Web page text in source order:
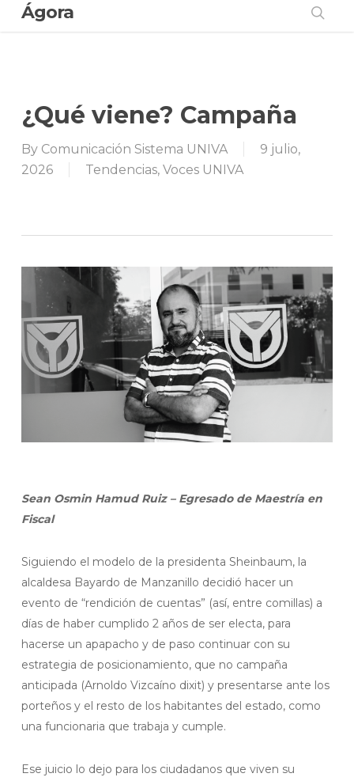
Ágora
¿Qué viene? Campaña
By Comunicación Sistema UNIVA
9 julio,
2026
Tendencias, Voces UNIVA
Sean Osmin Hamud Ruiz – Egresado de Maestría en
Fiscal
Siguiendo el modelo de la presidenta Sheinbaum, la
alcaldesa Bayardo de Manzanillo decidió hacer un
evento de “rendición de cuentas” (así, entre comillas) a
días de haber cumplido 2 años de ser electa, para
hacerse un apapacho y de paso continuar con su
estrategia de posicionamiento, que no campaña
anticipada (Arnoldo Vizcaíno dixit) y presentarse ante los
porteños y el resto de los habitantes del estado, como
una funcionaria que trabaja y cumple.
Ese juicio lo dejo para los ciudadanos que viven su